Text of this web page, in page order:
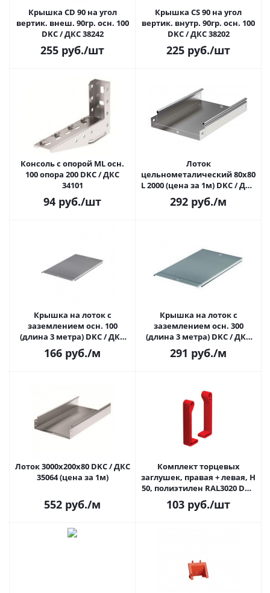
Крышка CD 90 на угол
вертик. внеш. 90гр. осн. 100
DKC / ДКС 38242
255 руб./шт
Крышка CS 90 на угол
вертик. внутр. 90гр. осн. 100
DKC / ДКС 38202
225 руб./шт
Консоль с опорой ML осн.
100 опора 200 DKC / ДКС
34101
94 руб./шт
Лоток
цельнометалический 80х80
L 2000 (цена за 1м) DKC / ДКС
35051
292 руб./м
Крышка на лоток с
заземлением осн. 100
(длина 3 метра) DKC / ДКС
35522
166 руб./м
Крышка на лоток с
заземлением осн. 300
(длина 3 метра) DKC / ДКС
35525
291 руб./м
Лоток 3000x200х80 DKC / ДКС
35064 (цена за 1м)
552 руб./м
Комплект торцевых
заглушек, правая + левая, H
50, полиэтилен RAL3020 DKC
/ ДКС LS5000
103 руб./шт